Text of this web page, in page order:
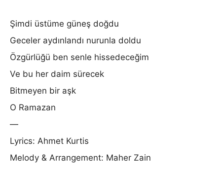
Şimdi üstüme güneş doğdu
Geceler aydınlandı nurunla doldu
Özgürlüğü ben senle hissedeceğim
Ve bu her daim sürecek
Bitmeyen bir aşk
O Ramazan
—
Lyrics: Ahmet Kurtis
Melody & Arrangement: Maher Zain